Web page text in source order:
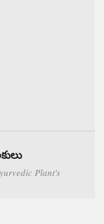
Plant's